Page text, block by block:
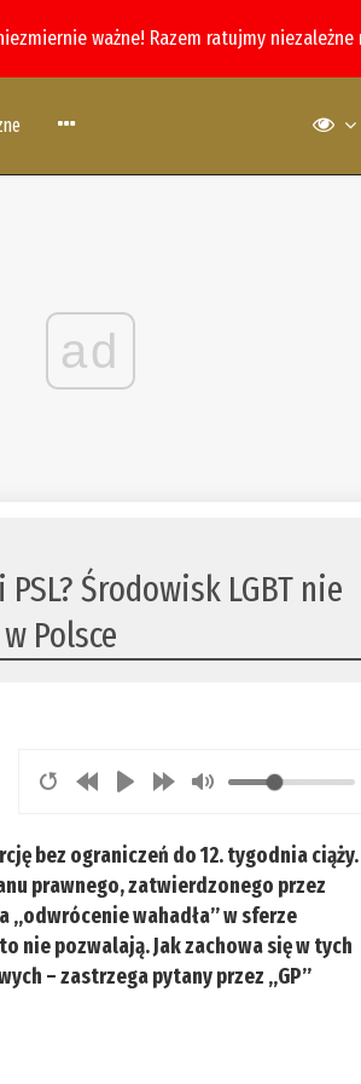
ważne! Razem ratujmy
ad
Środowisk LGBT nie
Polsce
bez ograniczeń do 12. tygodnia ciąży.
prawnego, zatwierdzonego przez
wahadła” w sferze
nie pozwalają. Jak zachowa się w tych
– zastrzega pytany przez „GP”